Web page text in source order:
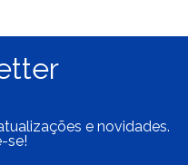
e novidades.
se!